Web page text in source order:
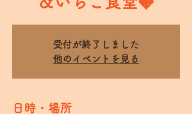
受付が終了しました
他のイベントを見る
日時・場所